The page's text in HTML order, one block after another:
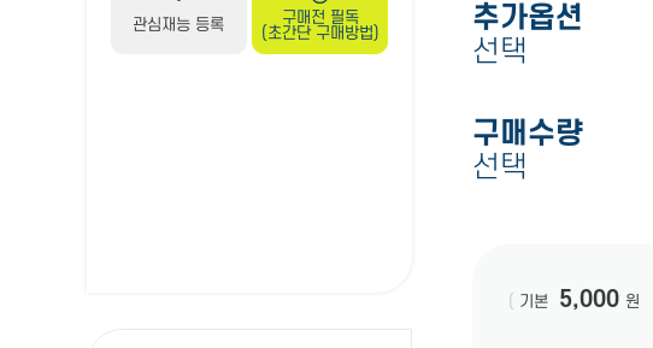
관심재능 등록
구매전 필독
(초간단 구매방법)
추가옵션
선택
구매수량
선택
기본 5,000 원